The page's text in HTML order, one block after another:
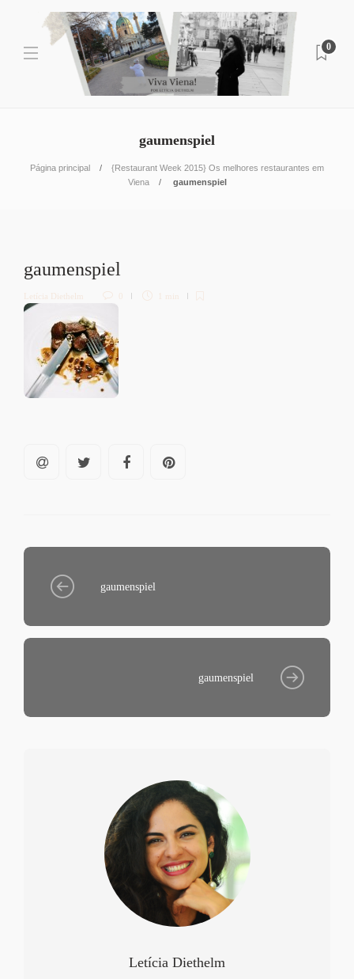
0
gaumenspiel
Página principal
{Restaurant Week 2015} Os melhores restaurantes em
Viena
gaumenspiel
gaumenspiel
Letícia Diethelm 0 1 min
gaumenspiel
gaumenspiel
Letícia Diethelm